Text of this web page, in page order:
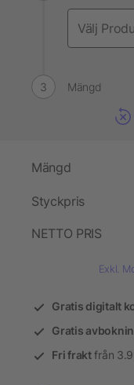
Mängd
Mängd
Styckpris
NETTO PRIS
Exkl.
Gratis digitalt
Gratis
Fri fraktfrån